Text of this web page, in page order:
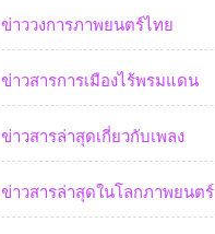
ข่าววงการภาพยนตร์ไทย
ข่าวสารการเมืองไร้พรมแดน
ข่าวสารล่าสุดเกี่ยวกับเพลง
ข่าวสารล่าสุดในโลกภาพยนตร์